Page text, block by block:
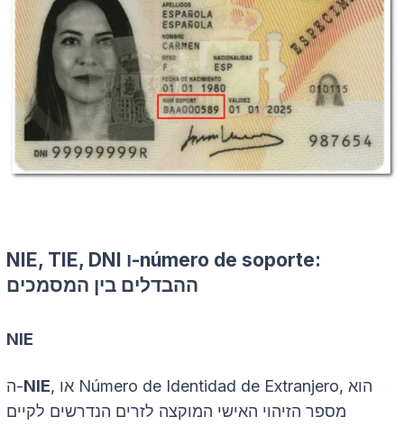
NIE, TIE, DNI ו-número de soporte:
ההבדלים בין המסמכים
NIE
ה-NIE Número de Identidad de Extranjero, הוא
מספר הזיהוי האישי המוקצה לזרים הנדרשים לקיים